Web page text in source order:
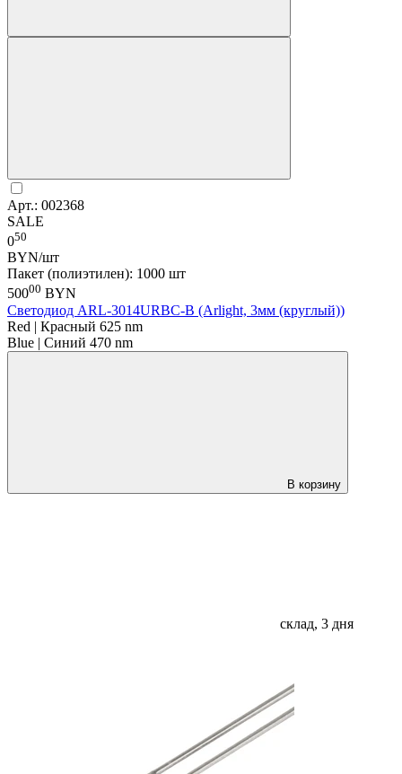
Арт.: 002368
SALE
050
BYN/шт
Пакет (полиэтилен): 1000 шт
50000 BYN
Светодиод ARL-3014URBC-B (Arlight, 3мм (круглый))
Red | Красный 625 nm
Blue | Синий 470 nm
В корзину
склад, 3 дня